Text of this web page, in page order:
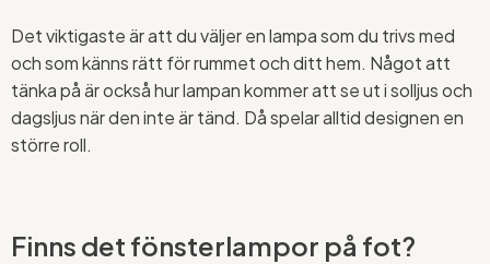
Det viktigaste är att du väljer en lampa som du trivs med
och som känns rätt för rummet och ditt hem. Något att
tänka på är också hur lampan kommer att se ut i solljus och
dagsljus när den inte är tänd. Då spelar alltid designen en
större roll.
Finns det fönsterlampor på fot?